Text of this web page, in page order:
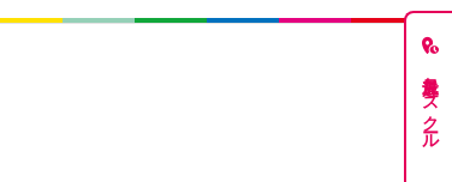
最近見たスクール